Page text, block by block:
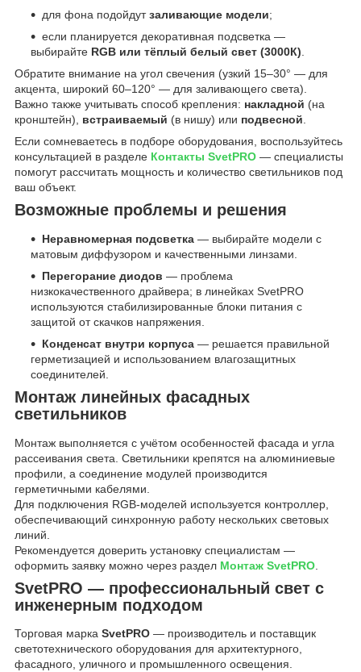
для фона подойдутзаливающие модели;
если планируется декоративная подсветка —
выбирайте RGB или тёплый белый свет (3000К)
Обратите внимание на угол свечения (узкий 15–30° — для
акцента, широкий 60–120° — для заливающего света).
Важно также учитывать способ крепления: накладной (на
кронштейн), встраиваемый (в нишу) или подвесной
Если сомневаетесь в подборе оборудования, воспользуйтесь
консультацией в разделе Контакты SvetPRO — специалисты
помогут рассчитать мощность и количество светильников под
ваш объект.
Возможные проблемы и решения
Неравномерная подсветка — выбирайте модели с
матовым диффузором и качественными линзами.
Перегорание диодов — проблема
низкокачественного драйвера; в линейках SvetPRO
используются стабилизированные блоки питания с
защитой от скачков напряжения.
Конденсат внутри корпуса — решается правильной
герметизацией и использованием влагозащитных
соединителей.
Монтаж линейных фасадных
светильников
Монтаж выполняется с учётом особенностей фасада и угла
рассеивания света. Светильники крепятся на алюминиевые
профили, а соединение модулей производится
герметичными кабелями.
Для подключения RGB-моделей используется контроллер,
обеспечивающий синхронную работу нескольких световых
линий.
Рекомендуется доверить установку специалистам —
оформить заявку можно через раздел Монтаж SvetPRO
SvetPRO — профессиональный свет с
инженерным подходом
Торговая марка SvetPRO — производитель и поставщик
светотехнического оборудования для архитектурного,
фасадного, уличного и промышленного освещения.